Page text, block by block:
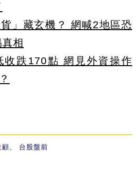
」藏玄機？ 網喊2地區恐
相
收跌170點 網見外資操作
顧 台股盤前